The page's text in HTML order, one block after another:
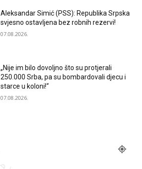
Aleksandar Simić (PSS): Republika Srpska
svjesno ostavljena bez robnih rezervi!
07.08.2026.
„Nije im bilo dovoljno što su protjerali
250.000 Srba, pa su bombardovali djecu i
starce u koloni!“
07.08.2026.